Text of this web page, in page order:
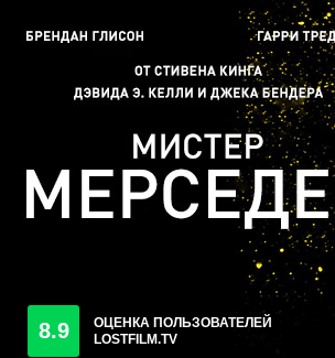
8.9
ОЦЕНКА ПОЛЬЗОВАТЕЛЕЙ
LOSTFILM.TV